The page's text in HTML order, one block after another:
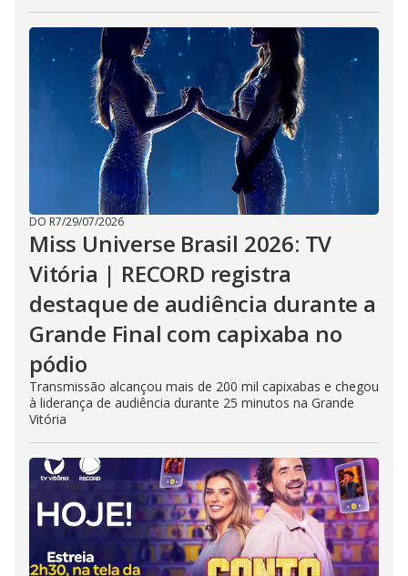
DO R7/29/07/2026
Miss Universe Brasil 2026: TV
Vitória | RECORD registra
destaque de audiência durante a
Grande Final com capixaba no
pódio
Transmissão alcançou mais de 200 mil capixabas e chegou
à liderança de audiência durante 25 minutos na Grande
Vitória